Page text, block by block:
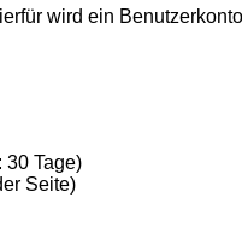
wird ein
30 Tage)
Seite)